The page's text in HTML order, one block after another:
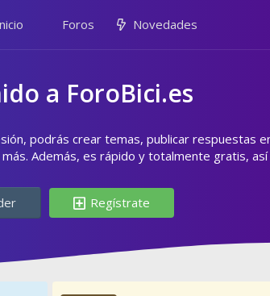
Foros Novedades
a ForoBici.es
podrás crear temas, publicar
Además, es rápido y totalmente gratis, así
Regístrate